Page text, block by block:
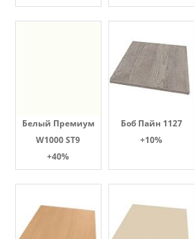
Белый Премиум
W1000 ST9
+40%
Боб Пайн 1127
+10%